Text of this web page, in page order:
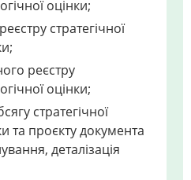
оцінки;
стратегічної
реєстру
оцінки;
стратегічної
та проєкту документа
деталізація